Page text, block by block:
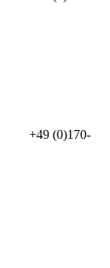
+49 (0)170-